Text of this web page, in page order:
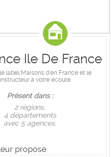
Ile De France
label Maisons d'en France et le
à votre écoute
Présent dans :
2 règions,
4 départements
avec 5 agences.
propose